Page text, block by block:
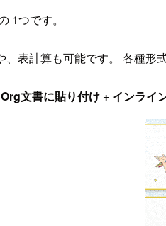
1つです。
表計算も可能です。 各種
Org文書に貼り付け + インライ